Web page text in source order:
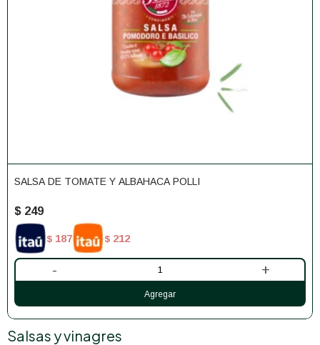
SALSA DE TOMATE Y ALBAHACA POLLI
$ 249
$ 187 $ 212
- +
Salsas y vinagres